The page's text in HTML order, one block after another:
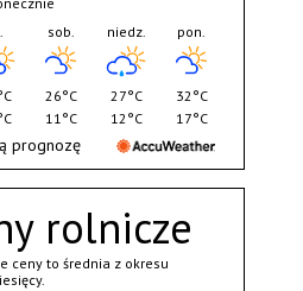
rolnicze
ceny to średnia z okresu
sob.
26°C
11°C
niedz.
27°C
12°C
pon.
32°C
17°C
prognozę